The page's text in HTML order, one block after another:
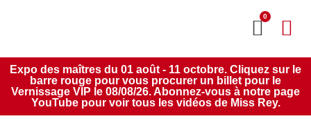
0
Expo des maîtres du 01 août - 11 octobre. Cliquez sur le
barre rouge pour vous procurer un billet pour le
Vernissage VIP le 08/08/26. Abonnez-vous à notre page
YouTube pour voir tous les vidéos de Miss Rey.